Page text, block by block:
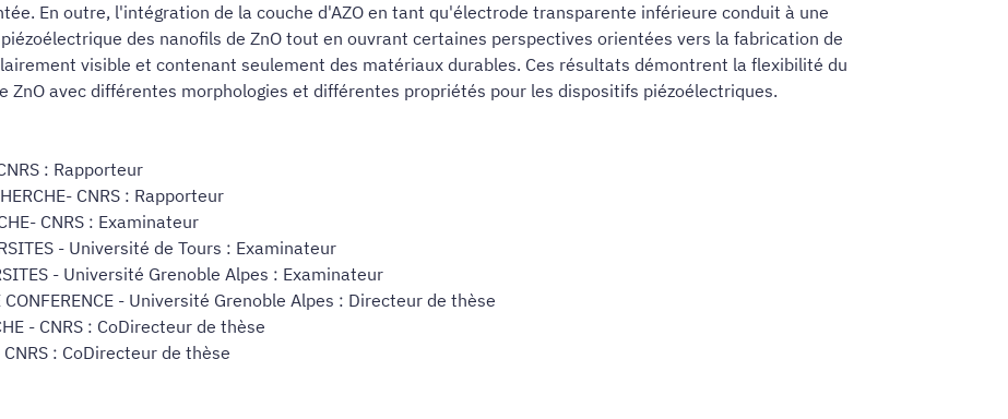
En outre, l'intégration de la couche d'AZO en tant qu'électrode transparente inférieure conduit à une
des nanofils de ZnO tout en ouvrant certaines perspectives orientées vers la fabrication de
visible et contenant seulement des matériaux durables. Ces résultats démontrent la flexibilité du
ZnO avec différentes morphologies et différentes propriétés pour les dispositifs piézoélectriques.
: Rapporteur
CNRS : Rapporteur
CNRS : Examinateur
- Université de Tours : Examinateur
- Université Grenoble Alpes : Examinateur
CONFERENCE - Université Grenoble Alpes : Directeur de thèse
- CNRS : CoDirecteur de thèse
CNRS : CoDirecteur de thèse